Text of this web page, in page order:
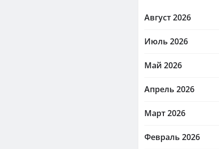
Август 2026
Июль 2026
Май 2026
Апрель 2026
Март 2026
Февраль 2026